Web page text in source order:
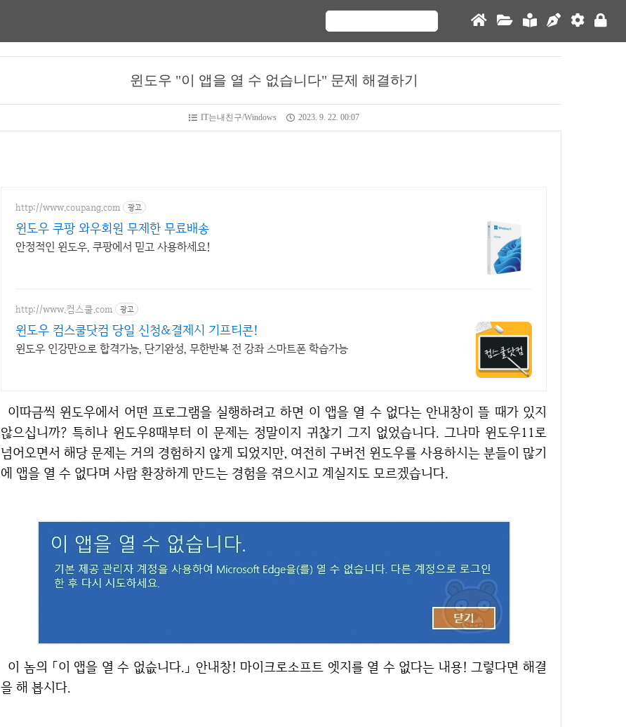
윈도우 "이 앱을 열 수 없습니다" 문제 해결하기
IT는내친구/Windows 2023. 9. 22. 00:07
http://www.coupang.com 광고
윈도우 쿠팡 와우회원 무제한 무료배송
안정적인 윈도우, 쿠팡에서 믿고 사용하세요!
http://www.컴스쿨.com 광고
윈도우 컴스쿨닷컴 당일 신청&결제시 기프티콘!
윈도우 인강만으로 합격가능, 단기완성, 무한반복 전 강좌 스마트폰 학습가능
이따금씩 윈도우에서 어떤 프로그램을 실행하려고 하면 이 앱을 열 수 없다는 안내창이 뜰 때가 있지
않으십니까? 특히나 윈도우8때부터 이 문제는 정말이지 귀찮기 그지 없었습니다. 그나마 윈도우11로
넘어오면서 해당 문제는 거의 경험하지 않게 되었지만, 여전히 구버전 윈도우를 사용하시는 분들이 많기
에 앱을 열 수 없다며 사람 환장하게 만드는 경험을 겪으시고 계실지도 모르겠습니다.
이 놈의 「이 앱을 열 수 없슶니다.」 안내창! 마이크로소프트 엣지를 열 수 없다는 내용! 그렇다면 해결
을 해 봅시다.